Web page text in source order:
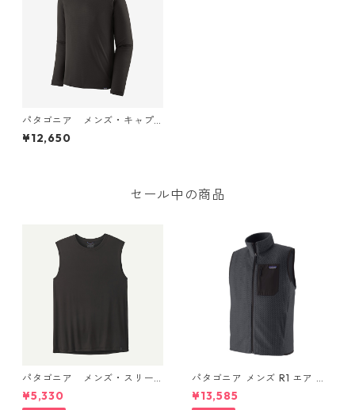
パタゴニア メンズ・キャプ
リーン・ミッドウェイト・ク
ルー (カラー Black) Patago
¥12,650
セール中の商品
パタゴニア メンズ・スリー
ブレス・キャプリーン・クー
ル・デイリー・シャツ (カラ
¥5,330
パタゴニア メンズ R1 エア ベ
スト 40285 Smolder Blue
¥13,585